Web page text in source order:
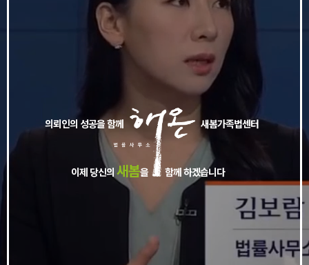
의뢰인의 성공을 함께 새봄가족법센터
이제 당신의새봄을 함께 하겠습니다